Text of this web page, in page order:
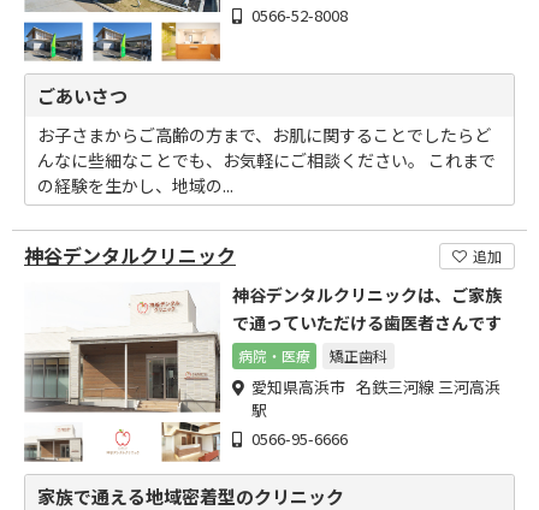
0566-52-8008
ごあいさつ
お子さまからご高齢の方まで、お肌に関することでしたらど
んなに些細なことでも、お気軽にご相談ください。 これまで
の経験を生かし、地域の...
神谷デンタルクリニック 追加
神谷デンタルクリニックは、ご家族
で通っていただける歯医者さんです
病院・医療 矯正歯科
愛知県高浜市 名鉄三河線 三河高浜
駅
0566-95-6666
家族で通える地域密着型のクリニック